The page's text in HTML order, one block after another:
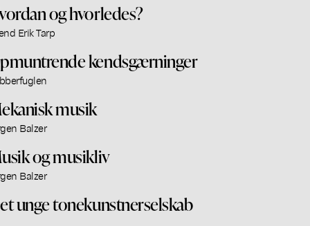
og hvorledes?
Erik Tarp
kendsgærninger
musik
Balzer
og musikliv
Balzer
unge tonekunstnerselskab